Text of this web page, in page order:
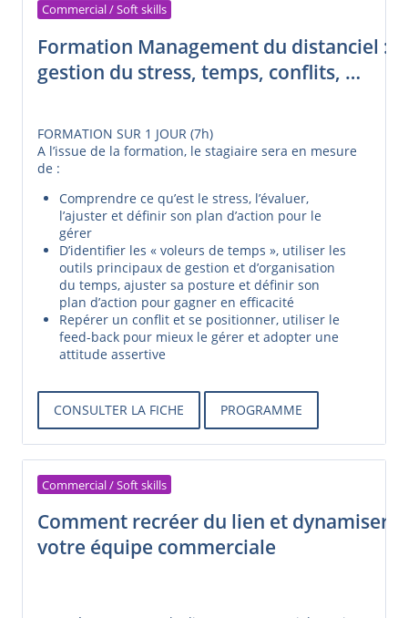
Commercial / Soft skills
Formation Management du distanciel :
gestion du stress, temps, conflits, …
FORMATION SUR 1 JOUR (7h)
A l’issue de la formation, le stagiaire sera en mesure
de :
Comprendre ce qu’est le stress, l’évaluer,
l’ajuster et définir son plan d’action pour le
gérer
D’identifier les « voleurs de temps », utiliser les
outils principaux de gestion et d’organisation
du temps, ajuster sa posture et définir son
plan d’action pour gagner en efficacité
Repérer un conflit et se positionner, utiliser le
feed-back pour mieux le gérer et adopter une
attitude assertive
CONSULTER LA FICHE PROGRAMME
Commercial / Soft skills
Comment recréer du lien et dynamiser
votre équipe commerciale